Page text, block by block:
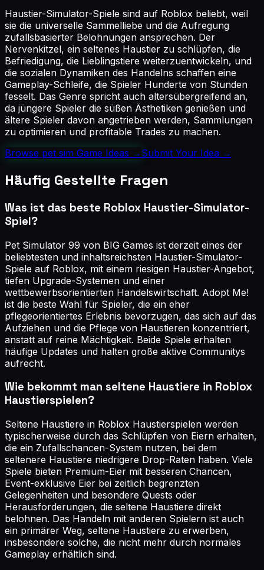
Haustier-Simulator-Spiele sind auf Roblox beliebt, weil
sie die universelle Sammelliebe und die Aufregung
zufallsbasierter Belohnungen ansprechen. Der
Nervenkitzel, ein seltenes Haustier zu schlüpfen, die
Befriedigung, die Lieblingstiere weiterzuentwickeln, und
die sozialen Dynamiken des Handelns schaffen eine
Gameplay-Schleife, die Spieler Hunderte von Stunden
fesselt. Das Genre spricht auch altersübergreifend an,
da jüngere Spieler die süßen Ästhetiken genießen und
ältere Spieler davon angetrieben werden, Sammlungen
zu optimieren und profitable Trades zu machen.
Browse pet sim Game Ideas → Submit Your Idea →
Häufig Gestellte Fragen
Was ist das beste Roblox Haustier-Simulator-
Spiel?
Pet Simulator 99 von BIG Games ist derzeit eines der
beliebtesten und inhaltsreichsten Haustier-Simulator-
Spiele auf Roblox, mit einem riesigen Haustier-Angebot,
tiefen Upgrade-Systemen und einer
wettbewerbsorientierten Handelswirtschaft. Adopt Me!
ist die beste Wahl für Spieler, die ein eher
pflegeorientiertes Erlebnis bevorzugen, das sich auf das
Aufziehen und die Pflege von Haustieren konzentriert,
anstatt auf reine Mächtigkeit. Beide Spiele erhalten
häufige Updates und halten große aktive Communitys
aufrecht.
Wie bekommt man seltene Haustiere in Roblox
Haustierspielen?
Seltene Haustiere in Roblox Haustierspielen werden
typischerweise durch das Schlüpfen von Eiern erhalten,
die ein Zufallschancen-System nutzen, bei dem
seltenere Haustiere niedrigere Drop-Raten haben. Viele
Spiele bieten Premium-Eier mit besseren Chancen,
Event-exklusive Eier bei zeitlich begrenzten
Gelegenheiten und besondere Quests oder
Herausforderungen, die seltene Haustiere direkt
belohnen. Das Handeln mit anderen Spielern ist auch
ein primärer Weg, seltene Haustiere zu erwerben,
insbesondere solche, die nicht mehr durch normales
Gameplay erhältlich sind.